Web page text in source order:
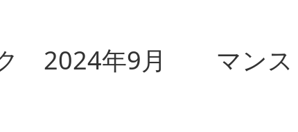
ク 2024年9月 マンス